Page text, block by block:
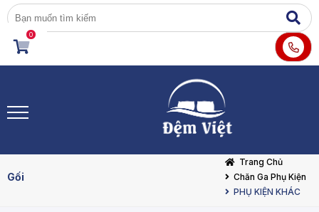
0
Gối
Trang Chủ
Chăn Ga Phụ Kiện
PHỤ KIỆN KHÁC